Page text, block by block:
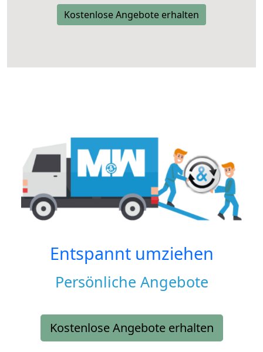
Kostenlose Angebote erhalten
Entspannt umziehen
Persönliche Angebote
Kostenlose Angebote erhalten